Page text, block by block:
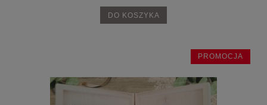
DO KOSZYKA
PROMOCJA